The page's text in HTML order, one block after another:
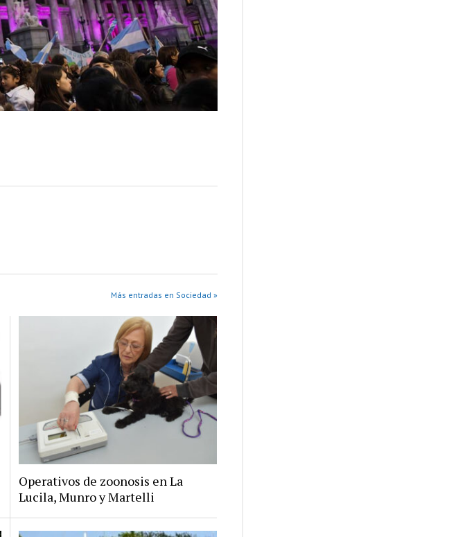
Más entradas en Sociedad »
Operativos de zoonosis en La
Lucila, Munro y Martelli